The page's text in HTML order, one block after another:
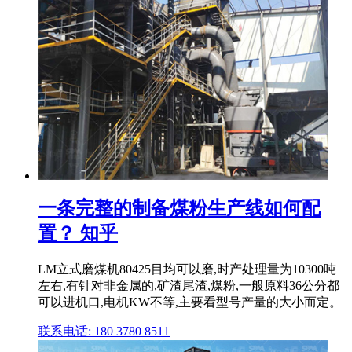
一条完整的制备煤粉生产线如何配
置？ 知乎
LM立式磨煤机80425目均可以磨,时产处理量为10300吨
左右,有针对非金属的,矿渣尾渣,煤粉,一般原料36公分都
可以进机口,电机KW不等,主要看型号产量的大小而定。
联系电话: 180 3780 8511